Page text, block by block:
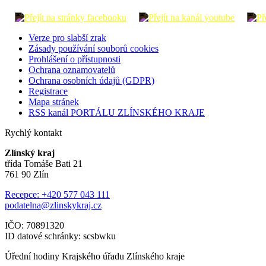
Verze pro slabší zrak
Zásady používání souborů cookies
Prohlášení o přístupnosti
Ochrana oznamovatelů
Ochrana osobních údajů (GDPR)
Registrace
Mapa stránek
RSS kanál PORTÁLU ZLÍNSKÉHO KRAJE
Rychlý kontakt
Zlínský kraj
třída Tomáše Bati 21
761 90 Zlín
Recepce: +420 577 043 111
podatelna@zlinskykraj.cz
IČO: 70891320
ID datové schránky: scsbwku
Úřední hodiny Krajského úřadu Zlínského kraje